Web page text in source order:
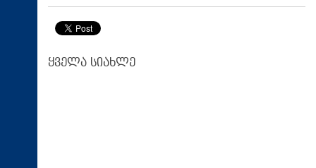
ყველა სიახლე